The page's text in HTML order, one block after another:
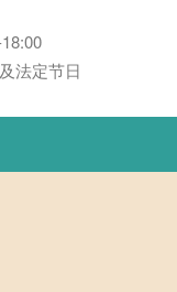
法定节日